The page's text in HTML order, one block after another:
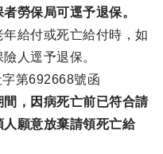
勞保局可逕予退保。
給付或死亡給付時，如
人逕予退保。
第692668號函
，因病死亡前已符合請
願意放棄請領死亡給